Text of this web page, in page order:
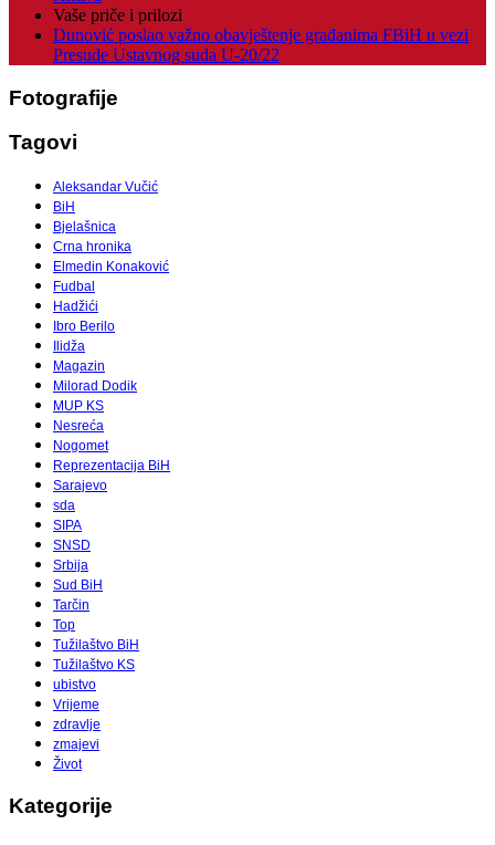
Vaše priče i prilozi
Dunović poslao važno obavještenje građanima FBiH u vezi
Presude Ustavnog suda U-20/22
Fotografije
Tagovi
Aleksandar Vučić
BiH
Bjelašnica
Crna hronika
Elmedin Konaković
Fudbal
Hadžići
Ibro Berilo
Ilidža
Magazin
Milorad Dodik
MUP KS
Nesreća
Nogomet
Reprezentacija BiH
Sarajevo
sda
SIPA
SNSD
Srbija
Sud BiH
Tarčin
Top
Tužilaštvo BiH
Tužilaštvo KS
ubistvo
Vrijeme
zdravlje
zmajevi
Život
Kategorije